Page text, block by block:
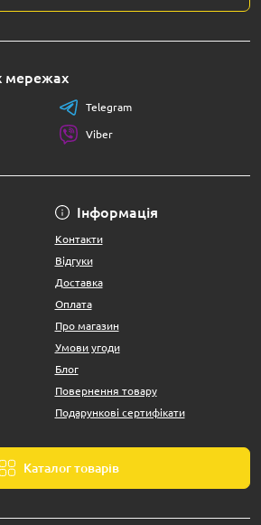
Інформація
Контакти
Відгуки
Доставка
Оплата
Про магазин
Умови угоди
Блог
Повернення товару
Подарункові сертифікати
Каталог товарів
мережах
Telegram
Viber